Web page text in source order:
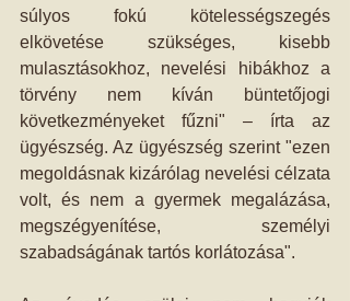
súlyos fokú kötelességszegés
elkövetése szükséges, kisebb
mulasztásokhoz, nevelési hibákhoz a
törvény nem kíván büntetőjogi
következményeket fűzni" – írta az
ügyészség. Az ügyészség szerint "ezen
megoldásnak kizárólag nevelési célzata
volt, és nem a gyermek megalázása,
megszégyenítése, személyi
szabadságának tartós korlátozása".